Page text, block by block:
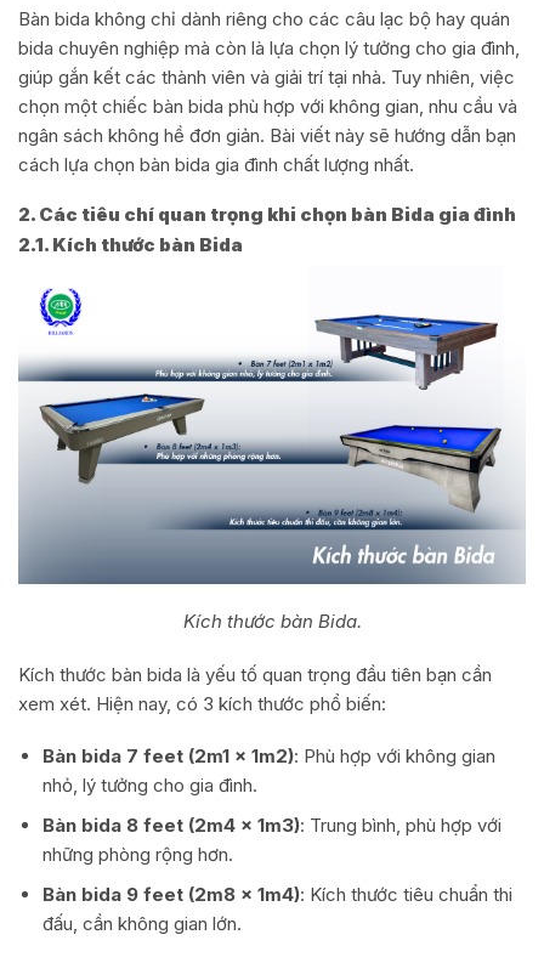
Bàn bida không chỉ dành riêng cho các câu lạc bộ hay quán
bida chuyên nghiệp mà còn là lựa chọn lý tưởng cho gia đình,
giúp gắn kết các thành viên và giải trí tại nhà. Tuy nhiên, việc
chọn một chiếc bàn bida phù hợp với không gian, nhu cầu và
ngân sách không hề đơn giản. Bài viết này sẽ hướng dẫn bạn
cách lựa chọn bàn bida gia đình chất lượng nhất.
2. Các tiêu chí quan trọng khi chọn bàn Bida gia đình
2.1. Kích thước bàn Bida
Kích thước bàn Bida.
Kích thước bàn bida là yếu tố quan trọng đầu tiên bạn cần
xem xét. Hiện nay, có 3 kích thước phổ biến:
Bàn bida 7 feet (2m1 x 1m2): Phù hợp với không gian
nhỏ, lý tưởng cho gia đình.
Bàn bida 8 feet (2m4 x 1m3): Trung bình, phù hợp với
những phòng rộng hơn.
Bàn bida 9 feet (2m8 x 1m4): Kích thước tiêu chuẩn thi
đấu, cần không gian lớn.